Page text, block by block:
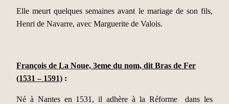
Elle meurt quelques semaines avant le mariage de son fils,
Henri de Navarre, avec Marguerite de Valois.
François de La Noue, 3eme du nom, dit Bras de Fer
(1531 – 1591) :
Né à Nantes en 1531, il adhère à la Réforme dans les